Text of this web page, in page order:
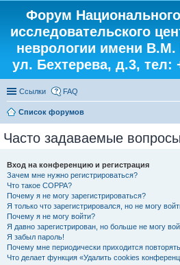
Форум
исследовательского
неврологии имени В.М.
ул. Бехтерева, д.3, тел:
Ссылки FAQ
Список форумов
Часто задаваемые вопросы
Вход на конференцию и регистрация
Зачем мне нужно регистрироваться?
Что такое COPPA?
Почему я не могу зарегистрироваться?
Я только что зарегистрировался, но не могу
Почему я не могу войти?
Я давно зарегистрирован, но больше не могу
Я забыл пароль!
Почему мне периодически приходится
Что делает функция «Удалить cookies